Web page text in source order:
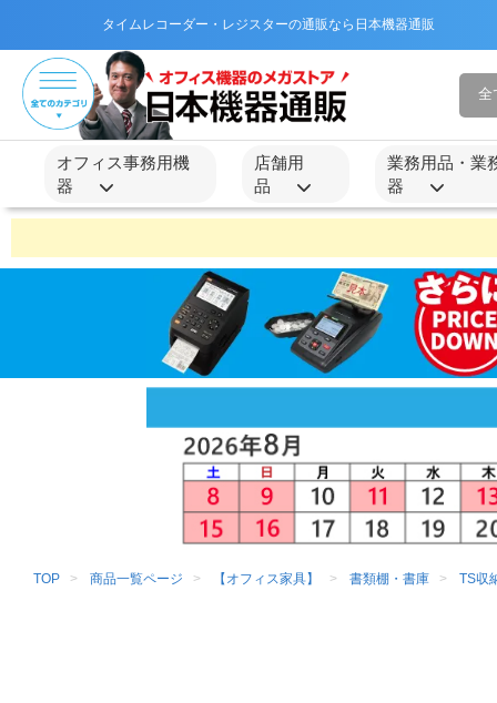
タイムレコーダー・レジスターの通販なら日本機器通販
オフィス事務用機
器
店舗用
品
業務用品・業
器
TOP 商品一覧ページ 【オフィス家具】 書類棚・書庫 TS収